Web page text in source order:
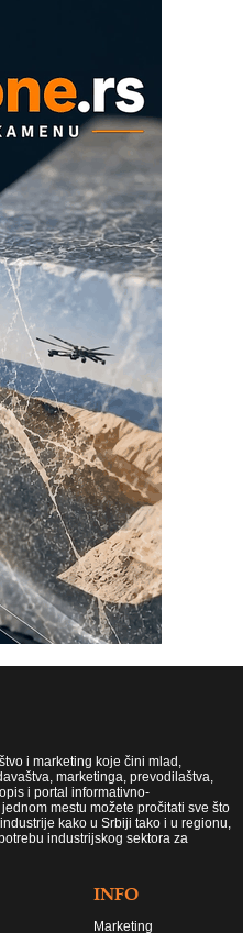
1500 VDC
sa tečnim
Management
i marketing koje čini mlad,
marketinga, prevodilaštva,
i portal informativno-
mestu možete pročitati sve što
kako u Srbiji tako i u regionu,
industrijskog sektora za
INFO
Marketing